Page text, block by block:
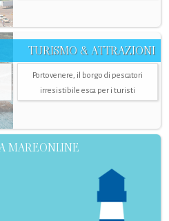
TURISMO & ATTRAZIONI
Portovenere, il borgo di pescatori
irresistibile esca per i turisti
MAREONLINE